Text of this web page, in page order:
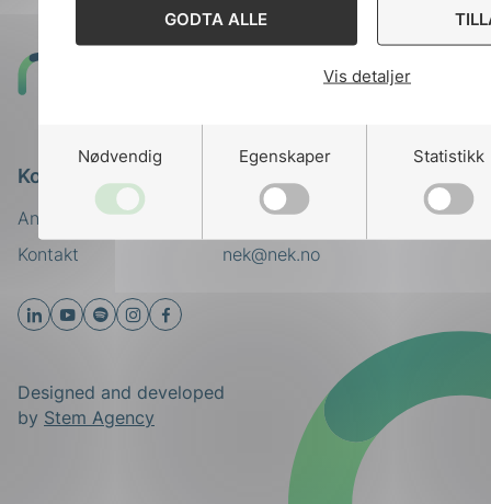
GODTA ALLE
Vis detaljer
Nødvendig Egenskaper Statistikk
Kontakt oss
Ansatte
nek@nek.no
Kontakt
Bruk av Cookies
Designed and developed
by Stem Agency